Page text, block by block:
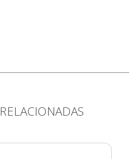
RELACIONADAS